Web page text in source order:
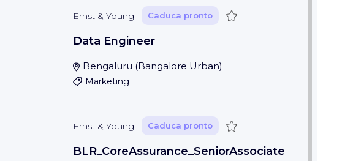
Ernst & Young Caduca pronto Guardar
Data Engineer
Bengaluru (Bangalore Urban)
Marketing
Ernst & Young Caduca pronto Guardar
BLR_CoreAssurance_SeniorAssociate